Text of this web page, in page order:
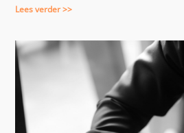
Lees verder >>